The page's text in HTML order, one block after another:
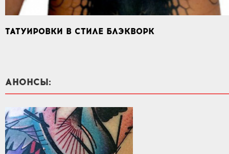
ТАТУИРОВКИ В СТИЛЕ БЛЭКВОРК
АНОНСЫ: